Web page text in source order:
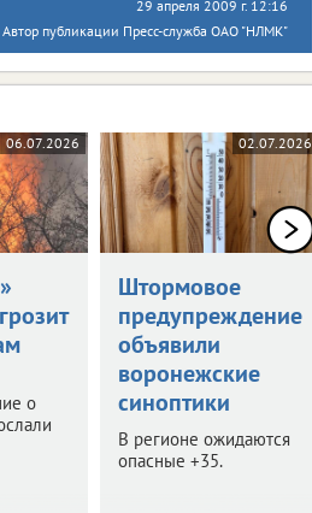
29 апреля 2009 г. 12:16
Автор публикации Пресс-служба ОАО "НЛМК"
06.07.2026
о
02.07.2026
Штормовое
предупреждение
объявили
воронежские
синоптики
В регионе ожидаются
опасные +35.